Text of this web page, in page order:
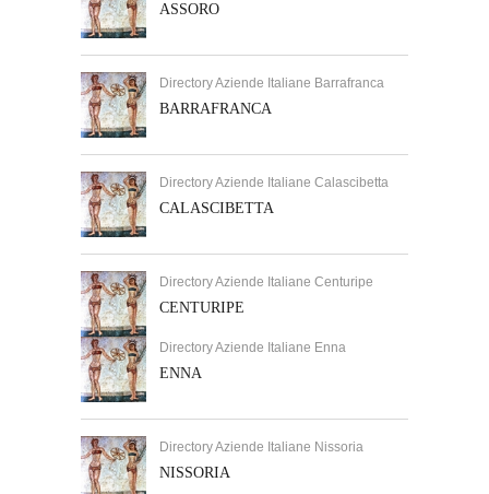
ASSORO
Directory Aziende Italiane Barrafranca
BARRAFRANCA
Directory Aziende Italiane Calascibetta
CALASCIBETTA
Directory Aziende Italiane Centuripe
CENTURIPE
Directory Aziende Italiane Enna
ENNA
Directory Aziende Italiane Nissoria
NISSORIA